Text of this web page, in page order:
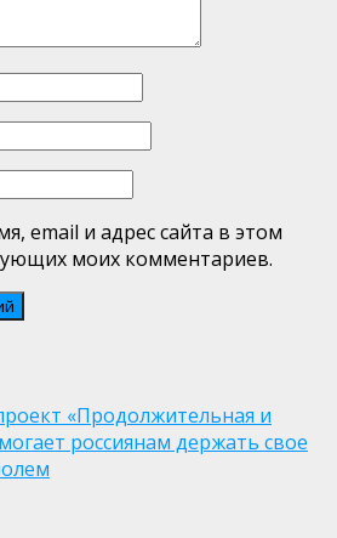
email и адрес сайта в этом
моих комментариев.
«Продолжительная и
россиянам держать свое